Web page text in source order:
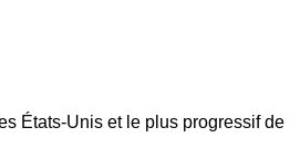
États-Unis et le plus progressif de